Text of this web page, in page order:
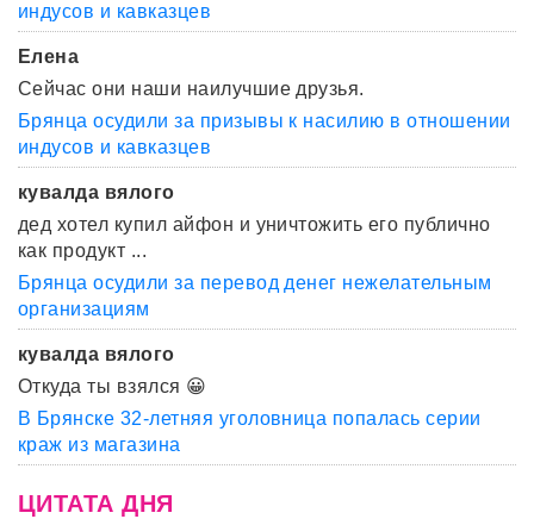
индусов и кавказцев
Елена
Сейчас они наши наилучшие друзья.
Брянца осудили за призывы к насилию в отношении
индусов и кавказцев
кувалда вялого
дед хотел купил айфон и уничтожить его публично
как продукт ...
Брянца осудили за перевод денег нежелательным
организациям
кувалда вялого
Откуда ты взялся 😀
В Брянске 32-летняя уголовница попалась серии
краж из магазина
ЦИТАТА ДНЯ